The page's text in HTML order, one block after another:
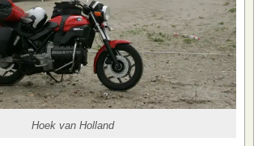
Hoek van Holland